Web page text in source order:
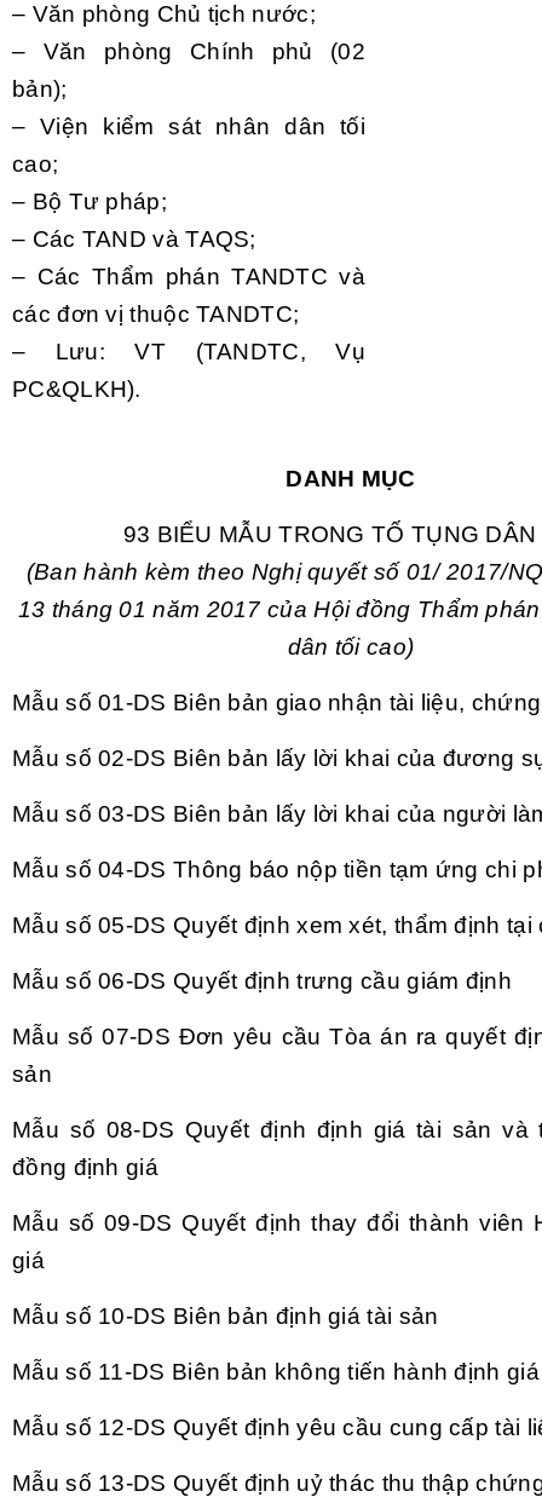
– Văn phòng Chủ tịch nước;
– Văn phòng Chính phủ (02
bản);
– Viện kiểm sát nhân dân tối
cao;
– Bộ Tư pháp;
– Các TAND và TAQS;
– Các Thẩm phán TANDTC và
các đơn vị thuộc TANDTC;
– Lưu: VT (TANDTC, Vụ
PC&QLKH).
DANH MỤC
93 BIỂU MẪU TRONG TỐ TỤNG
(Ban hành kèm theo Nghị quyết số 01/ 2017/
13 tháng 01 năm 2017 của Hội đồng Thẩm ph
dân tối cao)
Mẫu số 01-DS Biên bản giao nhận tài liệu,
Mẫu số 02-DS Biên bản lấy lời khai của đương
Mẫu số 03-DS Biên bản lấy lời khai của người l
Mẫu số 04-DS Thông báo nộp tiền tạm ứng chi
Mẫu số 05-DS Quyết định xem xét, thẩm định tại
Mẫu số 06-DS Quyết định trưng cầu giám định
Mẫu số 07-DS Đơn yêu cầu Tòa án ra quyết
sản
Mẫu số 08-DS Quyết định định giá tài sản và
đồng định giá
Mẫu số 09-DS Quyết định thay đổi thành viên
giá
Mẫu số 10-DS Biên bản định giá tài sản
Mẫu số 11-DS Biên bản không tiến hành định gi
Mẫu số 12-DS Quyết định yêu cầu cung cấp tài li
Mẫu số 13-DS Quyết định uỷ thác thu thập